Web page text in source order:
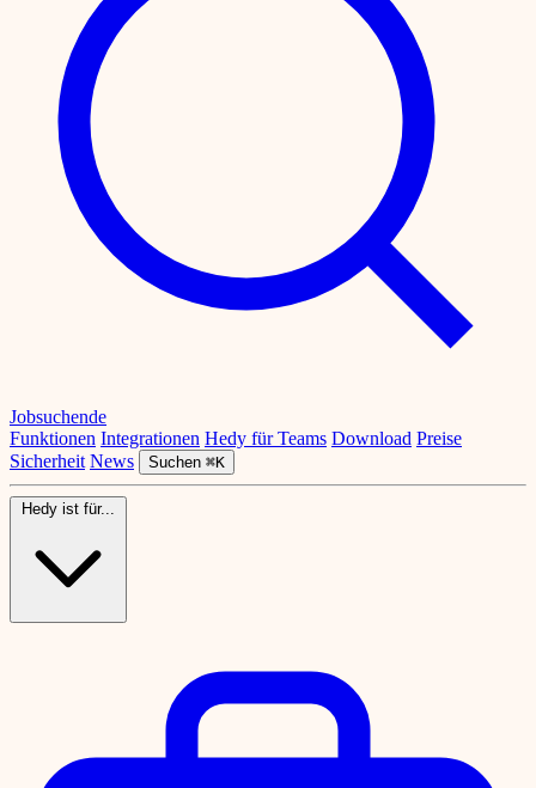
Jobsuchende
Funktionen Integrationen Hedy für Teams Download Preise
Sicherheit News Suchen ⌘K
Hedy ist für...